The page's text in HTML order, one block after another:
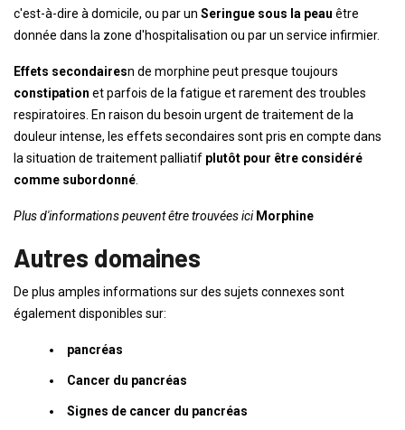
c'est-à-dire à domicile, ou par un Seringue sous la peau être
donnée dans la zone d'hospitalisation ou par un service infirmier.
Effets secondairesn de morphine peut presque toujours
constipation et parfois de la fatigue et rarement des troubles
respiratoires. En raison du besoin urgent de traitement de la
douleur intense, les effets secondaires sont pris en compte dans
la situation de traitement palliatif plutôt pour être considéré
comme subordonné
Plus d'informations peuvent être trouvées ici Morphine
Autres domaines
De plus amples informations sur des sujets connexes sont
également disponibles sur:
pancréas
Cancer du pancréas
Signes de cancer du pancréas